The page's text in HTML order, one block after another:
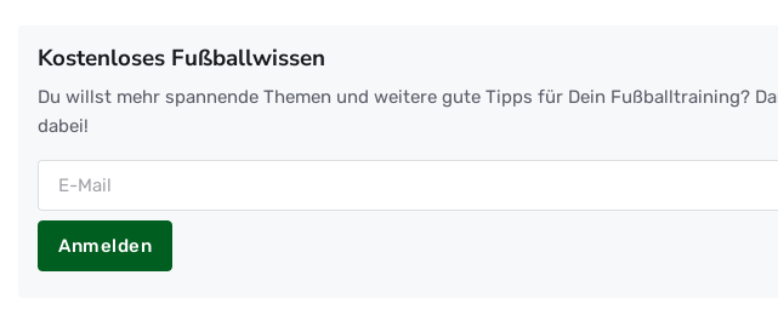
Kostenloses Fußballwissen
Du willst mehr spannende Themen und weitere gute Tipps für Dein Fußballtraining?
dabei!
Anmelden